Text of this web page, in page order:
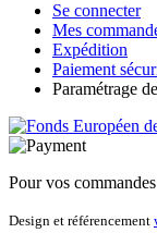
Se connecter
Mes
Expédition
Paiement
Paramétrage
Pour vos
Design et référencement